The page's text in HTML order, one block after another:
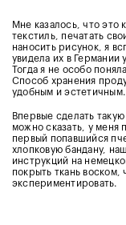
Мне казалось, что это
текстиль, печатать
наносить рисунок, я
увидела их в Германии
Тогда я не особо
Способ хранения
удобным и эстетичным.
Впервые сделать
можно сказать, у меня
первый попавшийся
хлопковую бандану,
инструкций на
покрыть ткань воском,
экспериментировать.